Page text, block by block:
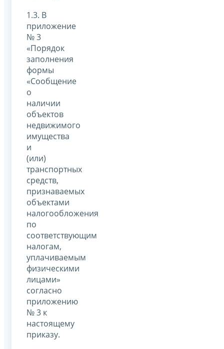
1.3. В
приложение
№ 3
«Порядок
заполнения
формы
«Сообщение
о
наличии
объектов
недвижимого
имущества
и
(или)
транспортных
средств,
признаваемых
объектами
налогообложения
по
соответствующим
налогам,
уплачиваемым
физическими
лицами»
согласно
приложению
№ 3 к
настоящему
приказу.